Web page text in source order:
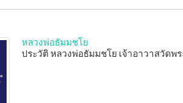
หลวงพ่อธัมมชโย
ประวัติ หลวงพ่อธัมมชโย เจ้าอาวาสวัดพ